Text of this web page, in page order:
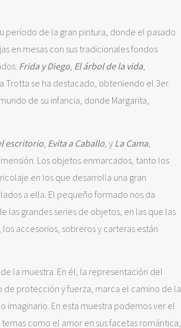
período de la gran pintura, donde el pasado
en mesas con sus tradicionales fondos
Frida y Diego, El árbol de la vida,
Trotta se ha destacado, obteniendo el 3er
de su infancia, donde Margarita,
escritorio, Evita a Caballo, y La Cama,
Los objetos enmarcados, tanto los
en los que desarrolla una gran
a ella. El pequeño formado nos da
las grandes series de objetos, en las que las
accesorios, sobreros y carteras están
la muestra. En él, la representación del
protección y fuerza, marca el camino de la
imaginario. En esta muestra podemos ver el
como el amor en sus facetas romántica,